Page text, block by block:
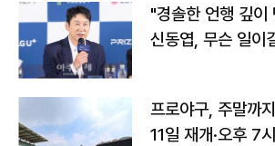
"경솔한 언행 깊
신동엽, 무슨 일이
프로야구, 주말까
11일 재개·오후 7